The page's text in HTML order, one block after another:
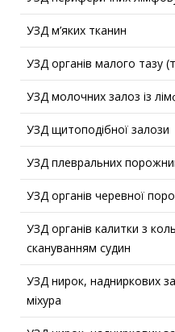
УЗД м’яких тканин
УЗД органів малого тазу
УЗД молочних залоз із
УЗД щитоподібної залози
УЗД плевральних
УЗД органів черевної
УЗД органів калитки з
скануванням судин
УЗД нирок, надниркових
міхура